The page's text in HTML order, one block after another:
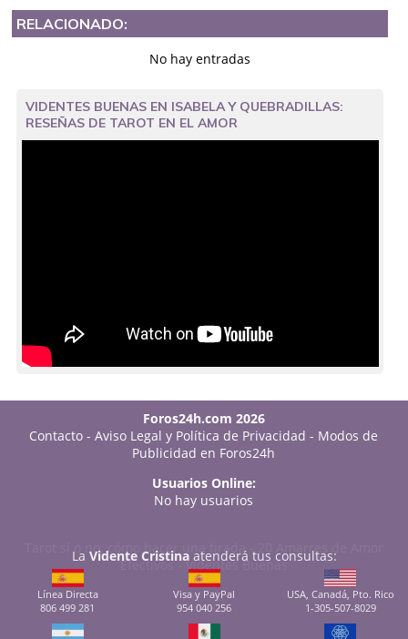
RELACIONADO:
No hay entradas
VIDENTES BUENAS EN ISABELA Y QUEBRADILLAS:
RESEÑAS DE TAROT EN EL AMOR
Foros24h.com 2026
Contacto -Aviso Legal y Política de Privacidad - Modos de
Publicidad en Foros24h
Usuarios Online:
No hay usuarios
Tarot sí o no: cómo hacer una tirada-
20 Amarres de Amor
Efectivos-Videntes Buenas
La Vidente Cristinaatenderá tus consultas:
Línea Directa
806 499 281
Visa y PayPal
954 040 256
USA, Canadá, Pto. Rico
1-305-507-8029